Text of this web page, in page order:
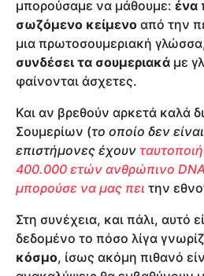
μπορούσαμε να μάθουμε: ένα
σωζόμενο κείμενο από την
μια πρωτοσουμεριακή
συνδέσει τα σουμεριακά με
φαίνονται άσχετες.
Και αν βρεθούν αρκετά καλά
Σουμερίων (το οποίο δεν
επιστήμονες έχουν
400.000 ετών ανθρώπινο DNA
μπορούσε να μας πει την
Στη συνέχεια, και πάλι, αυτό
δεδομένο το πόσο λίγα
κόσμο, ίσως ακόμη πιθανό